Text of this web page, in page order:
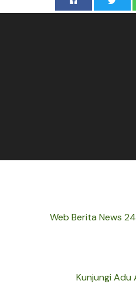
Web Berita News
Kunjungi Adu